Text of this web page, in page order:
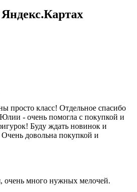
просто класс! Отдельное спасибо
- очень помогла с покупкой и
Буду ждать новинок и
довольна покупкой и
очень много нужных мелочей.